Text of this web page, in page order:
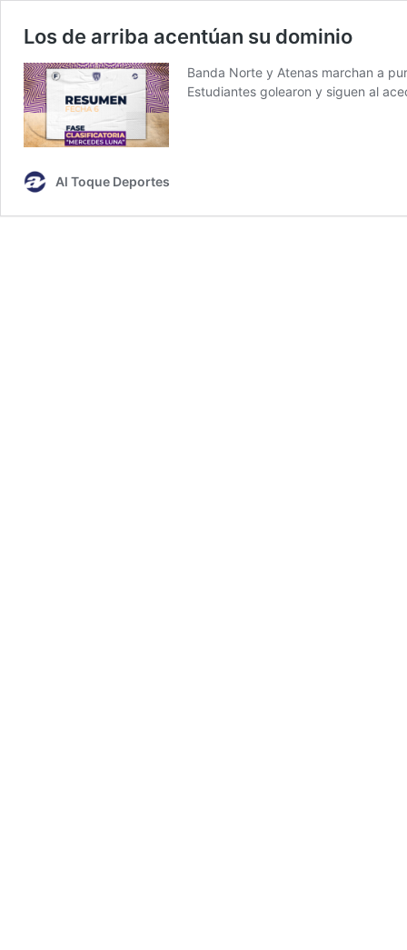
Los de arriba acentúan su dominio
Banda Norte y Atenas marchan a
Estudiantes golearon y siguen al
Al Toque Deportes